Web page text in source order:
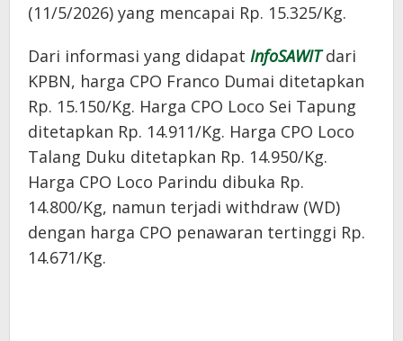
(11/5/2026) yang mencapai Rp. 15.325/Kg.
Dari informasi yang didapat InfoSAWIT dari
KPBN, harga CPO Franco Dumai ditetapkan
Rp. 15.150/Kg. Harga CPO Loco Sei Tapung
ditetapkan Rp. 14.911/Kg. Harga CPO Loco
Talang Duku ditetapkan Rp. 14.950/Kg.
Harga CPO Loco Parindu dibuka Rp.
14.800/Kg, namun terjadi withdraw (WD)
dengan harga CPO penawaran tertinggi Rp.
14.671/Kg.